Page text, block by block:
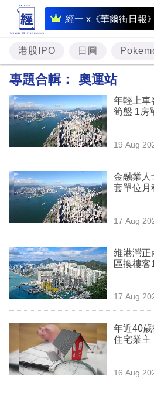
經一 x《華爾街日報》
即
時
財
經
題
投
資
樓
市
理
商
業
科
技
職
場
生
港股IPO 日圓
專題合輯： 奧運站
年輕上車
筍盤 1房
19 Aug
金融業人
套單位月
17 Aug
維港灣正
區換樓
17 Aug
年近40
住宅業主
16 Aug